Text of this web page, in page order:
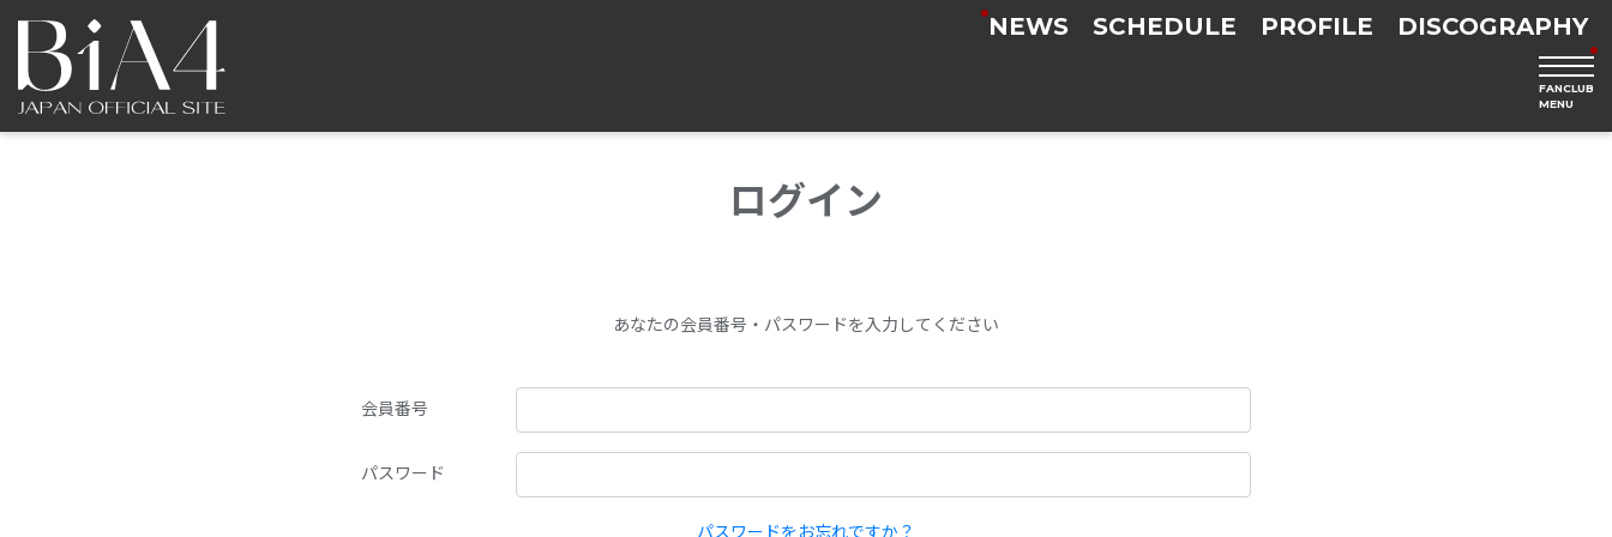
NEWS SCHEDULE PROFILE DISCOGRAPHY
FANCLUB
MENU
ログイン
あなたの会員番号・パスワードを入力してください
会員番号
パスワード
パスワードをお忘れですか？